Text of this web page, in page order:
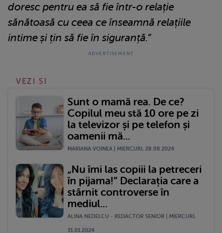
doresc pentru ea să fie într-o relație
sănătoasă cu ceea ce înseamnă relațiile
intime și țin să fie în siguranță.”
VEZI SI
Sunt o mamă rea. De ce?
Copilul meu stă 10 ore pe zi
la televizor și pe telefon și
oamenii mă...
MARIANA VOINEA | MIERCURI, 28.08.2024
„Nu îmi las copiii la petreceri
în pijama!” Declarația care a
stârnit controverse în
mediul...
ALINA NEDELCU - REDACTOR SENIOR | MIERCURI,
31.01.2024